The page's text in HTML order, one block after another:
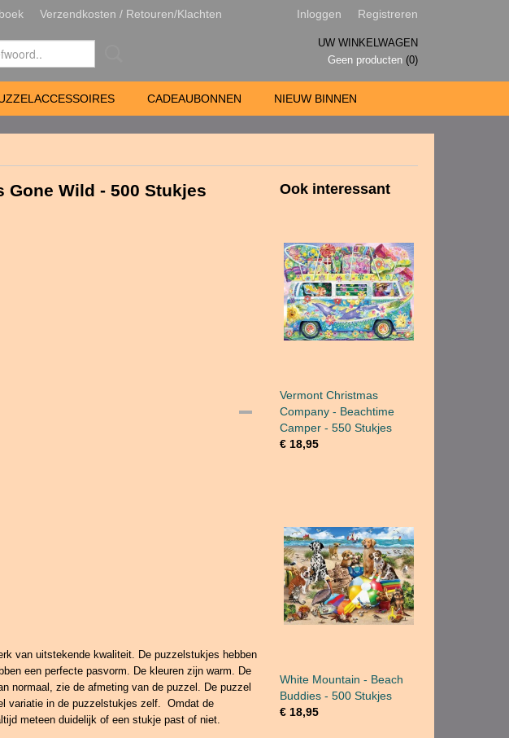
Verzendkosten / Retouren/Klachten Inloggen Registreren
UW WINKELWAGEN
Geen producten (0)
CADEAUBONNEN NIEUW BINNEN
Gone Wild - 500 Stukjes
van uitstekende kwaliteit. De puzzelstukjes hebben
een perfecte pasvorm. De kleuren zijn warm. De
normaal, zie de afmeting van de puzzel. De puzzel
variatie in de puzzelstukjes zelf. Omdat de
meteen duidelijk of een stukje past of niet.
Ook interessant
Vermont Christmas
Company - Beachtime
Camper - 550 Stukjes
€ 18,95
White Mountain - Beach
Buddies - 500 Stukjes
€ 18,95